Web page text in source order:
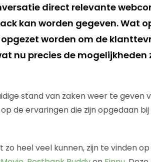
direct relevante
kan worden gegeven. Wat
worden om de
nu precies de mogelijkheden
stand van zaken weer te geven
de ervaringen die zijn opgedaan
heel veel kunnen, zijn te vinden op